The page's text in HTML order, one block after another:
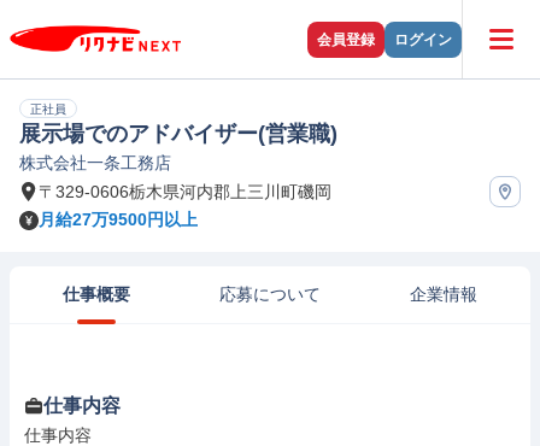
会員登録 ログイン
正社員
展示場でのアドバイザー(営業職)
株式会社一条工務店
〒329-0606栃木県河内郡上三川町磯岡
月給27万9500円以上
仕事概要 応募について 企業情報
仕事内容
仕事内容